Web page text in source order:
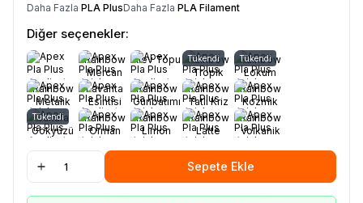
Daha Fazla PLA PlusDaha Fazla PLA Filament
Diğer seçenekler:
Rainbow
Mercan
Işıltısı
Alev Topu Tükendi
Rainbow
Tropik
Parıltı
Tükendi
Rainbow
Lokum
Rainbow
Metalik
İhtişam
Lavanta
Esintisi
Rainbow
Günbatımı
Işıltısı
Rainbow
Tatlı Kriz
Rainbow
Kozmik
Bulut
Tükendi
Sakura
Gökyüzü
Rainbow
Orman
Rainbow
Limon
Rainbow
Latte
Rainbow
Volkanik
Sepete Ekle